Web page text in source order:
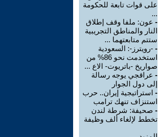
على قوات تابعة للحكومة
...
- عون: ملفا وقف إطلاق
النار والمناطق التجريبية
ستتم متابعتهما ...
- -رويترز-: السعودية
استخدمت نحو 86% من
صواريخ -باتريوت- الاع ...
- عراقجي يوجه رسالة
إلى دول الجوار
- استراتيجية إيران.. حرب
استنزاف تنهك ترامب
- صحيفة: شرطة لندن
تخطط لإلغاء ألف وظيفة